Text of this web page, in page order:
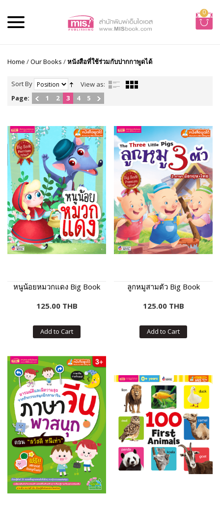
0
Home /Our Books /หนังสือที่ใช้ร่วมกับปากกาพูดได้
Sort By
View as:
Page:
1 2 3 4 5
หนูน้อยหมวกแดง Big Book
125.00 THB
Add to Cart
ลูกหมูสามตัว Big Book
125.00 THB
Add to Cart